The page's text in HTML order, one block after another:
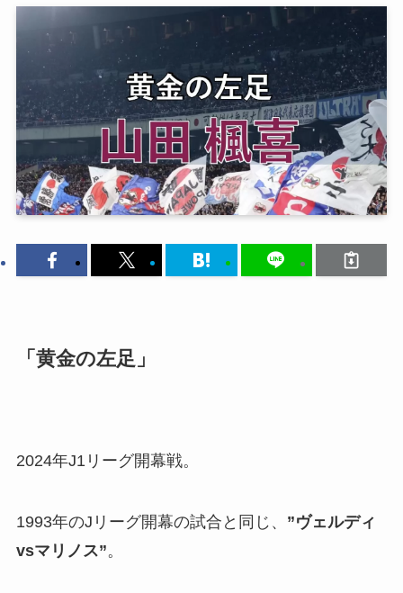
「黄金の左足」
2024年J1リーグ開幕戦。
1993年のJリーグ開幕の試合と同じ、 ”ヴェルディ
vsマリノス”。